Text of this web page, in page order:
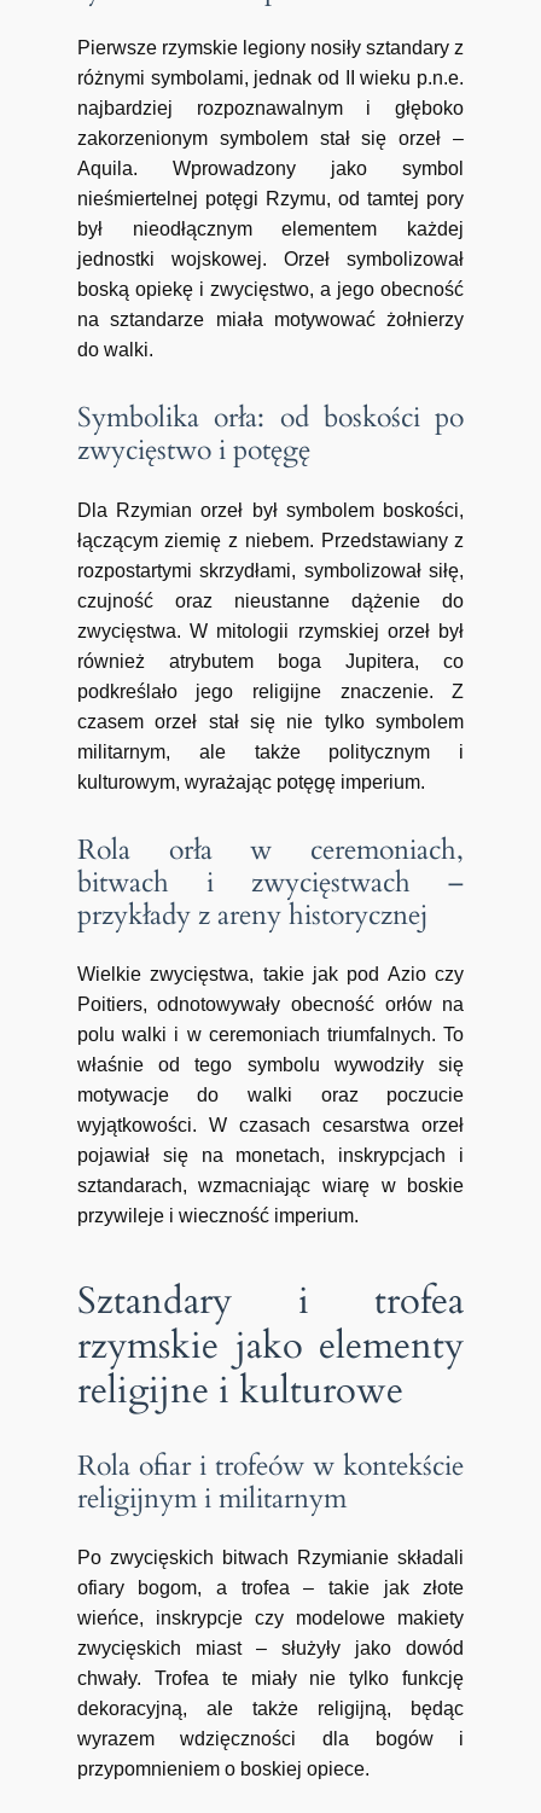
Pierwsze rzymskie legiony nosiły sztandary z
różnymi symbolami, jednak od II wieku p.n.e.
najbardziej rozpoznawalnym i głęboko
zakorzenionym symbolem stał się orzeł –
Aquila. Wprowadzony jako symbol
nieśmiertelnej potęgi Rzymu, od tamtej pory
był nieodłącznym elementem każdej
jednostki wojskowej. Orzeł symbolizował
boską opiekę i zwycięstwo, a jego obecność
na sztandarze miała motywować żołnierzy
do walki.
Symbolika orła: od boskości po
zwycięstwo i potęgę
Dla Rzymian orzeł był symbolem boskości,
łączącym ziemię z niebem. Przedstawiany z
rozpostartymi skrzydłami, symbolizował siłę,
czujność oraz nieustanne dążenie do
zwycięstwa. W mitologii rzymskiej orzeł był
również atrybutem boga Jupitera, co
podkreślało jego religijne znaczenie. Z
czasem orzeł stał się nie tylko symbolem
militarnym, ale także politycznym i
kulturowym, wyrażając potęgę imperium.
Rola orła w ceremoniach,
bitwach i zwycięstwach –
przykłady z areny historycznej
Wielkie zwycięstwa, takie jak pod Azio czy
Poitiers, odnotowywały obecność orłów na
polu walki i w ceremoniach triumfalnych. To
właśnie od tego symbolu wywodziły się
motywacje do walki oraz poczucie
wyjątkowości. W czasach cesarstwa orzeł
pojawiał się na monetach, inskrypcjach i
sztandarach, wzmacniając wiarę w boskie
przywileje i wieczność imperium.
Sztandary i trofea
rzymskie jako elementy
religijne i kulturowe
Rola ofiar i trofeów w kontekście
religijnym i militarnym
Po zwycięskich bitwach Rzymianie składali
ofiary bogom, a trofea – takie jak złote
wieńce, inskrypcje czy modelowe makiety
zwycięskich miast – służyły jako dowód
chwały. Trofea te miały nie tylko funkcję
dekoracyjną, ale także religijną, będąc
wyrazem wdzięczności dla bogów i
przypomnieniem o boskiej opiece.